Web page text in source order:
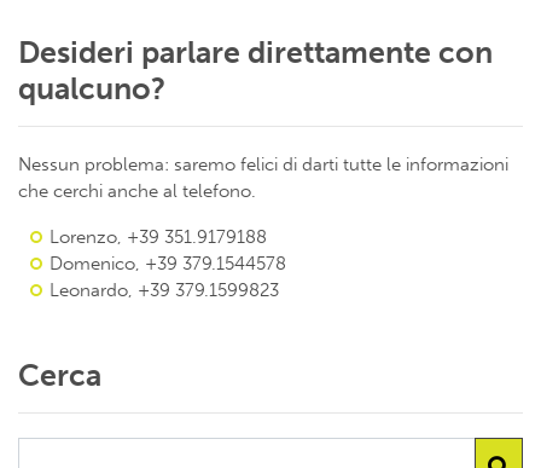
Desideri parlare direttamente con
qualcuno?
Nessun problema: saremo felici di darti tutte le informazioni
che cerchi anche al telefono.
Lorenzo, +39 351.9179188
Domenico, +39 379.1544578
Leonardo, +39 379.1599823
Cerca